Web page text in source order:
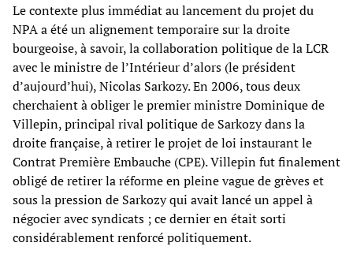
Le contexte plus immédiat au lancement du projet du
NPA a été un alignement temporaire sur la droite
bourgeoise, à savoir, la collaboration politique de la LCR
avec le ministre de l’Intérieur d’alors (le président
d’aujourd’hui), Nicolas Sarkozy. En 2006, tous deux
cherchaient à obliger le premier ministre Dominique de
Villepin, principal rival politique de Sarkozy dans la
droite française, à retirer le projet de loi instaurant le
Contrat Première Embauche (CPE). Villepin fut finalement
obligé de retirer la réforme en pleine vague de grèves et
sous la pression de Sarkozy qui avait lancé un appel à
négocier avec syndicats ; ce dernier en était sorti
considérablement renforcé politiquement.